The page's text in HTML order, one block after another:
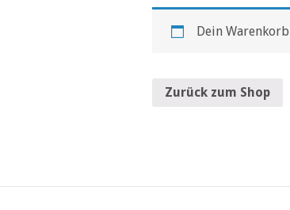
Dein
Zurück zum Shop